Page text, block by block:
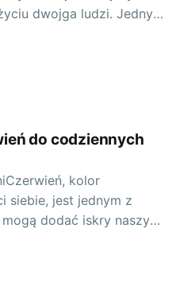
dwojga ludzi. Jednym
tego wydarzenia jest
To nie tylko
do codziennych
kolor
siebie, jest jednym z
dodać iskry naszym
go do naszej
się odważne,